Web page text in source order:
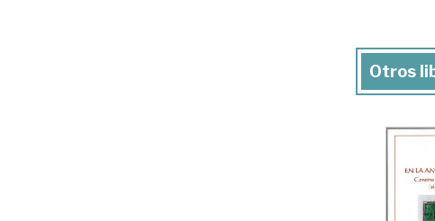
Otros